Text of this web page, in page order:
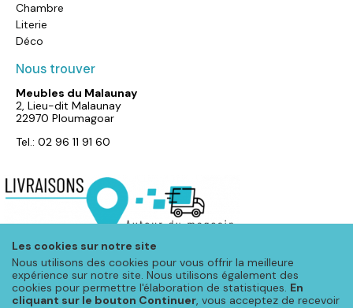
Les cookies sur notre site
Nous utilisons des cookies pour vous offrir la meilleure
expérience sur notre site. Nous utilisons également des
cookies pour permettre l'élaboration de statistiques. En
cliquant sur le bouton Continuer, vous acceptez de recevoir
Chambre
Literie
Déco
Nous trouver
Meubles du Malaunay
2, Lieu-dit Malaunay
22970 Ploumagoar
Tel.: 02 96 11 91 60